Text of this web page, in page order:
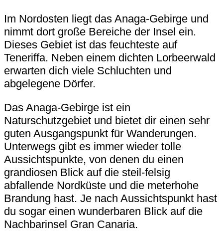
Im Nordosten liegt das Anaga-Gebirge und
nimmt dort große Bereiche der Insel ein.
Dieses Gebiet ist das feuchteste auf
Teneriffa. Neben einem dichten Lorbeerwald
erwarten dich viele Schluchten und
abgelegene Dörfer.
Das Anaga-Gebirge ist ein
Naturschutzgebiet und bietet dir einen sehr
guten Ausgangspunkt für Wanderungen.
Unterwegs gibt es immer wieder tolle
Aussichtspunkte, von denen du einen
grandiosen Blick auf die steil-felsig
abfallende Nordküste und die meterhohe
Brandung hast. Je nach Aussichtspunkt hast
du sogar einen wunderbaren Blick auf die
Nachbarinsel Gran Canaria.